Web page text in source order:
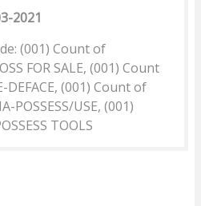
2021
(001) Count of
FOR SALE, (001) Count
DEFACE, (001) Count of
POSSESS/USE, (001)
TOOLS